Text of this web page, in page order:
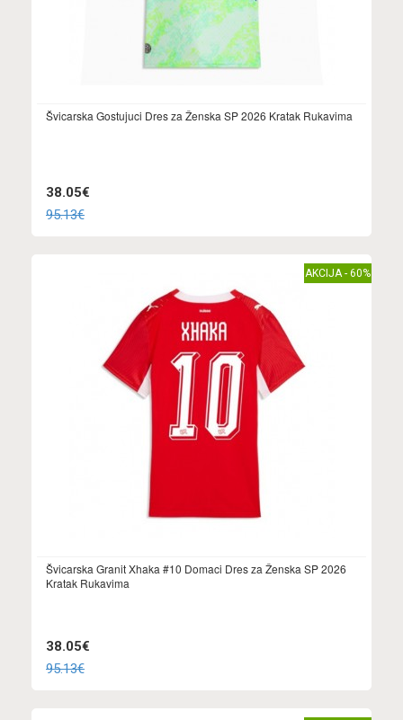
Švicarska Gostujuci Dres za Ženska SP 2026 Kratak Rukavima
38.05€
95.13€
AKCIJA - 60%
Švicarska Granit Xhaka #10 Domaci Dres za Ženska SP 2026
Kratak Rukavima
38.05€
95.13€